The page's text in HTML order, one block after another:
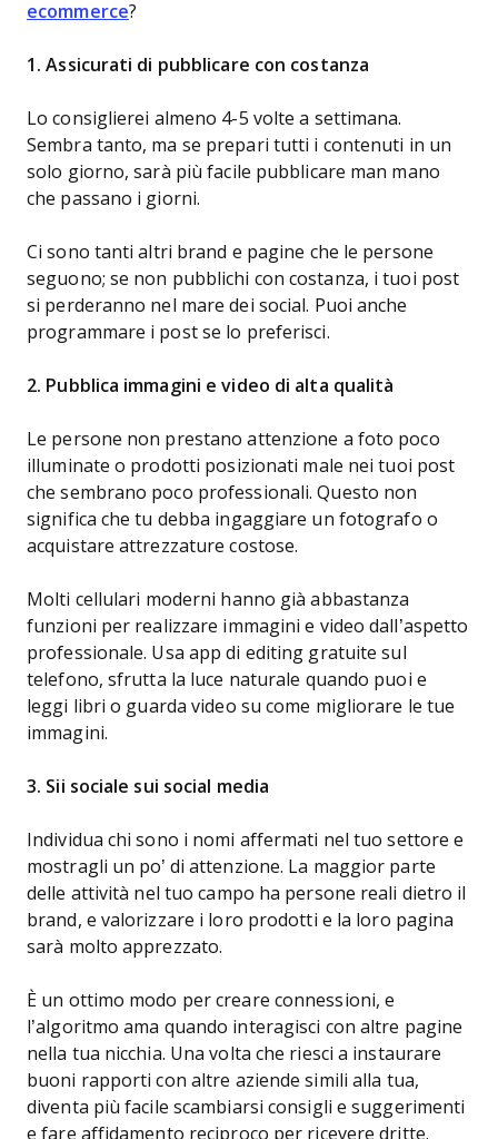
ecommerce?
1. Assicurati di pubblicare con costanza
Lo consiglierei almeno 4-5 volte a settimana.
Sembra tanto, ma se prepari tutti i contenuti in un
solo giorno, sarà più facile pubblicare man mano
che passano i giorni.
Ci sono tanti altri brand e pagine che le persone
seguono; se non pubblichi con costanza, i tuoi post
si perderanno nel mare dei social. Puoi anche
programmare i post se lo preferisci.
2. Pubblica immagini e video di alta qualità
Le persone non prestano attenzione a foto poco
illuminate o prodotti posizionati male nei tuoi post
che sembrano poco professionali. Questo non
significa che tu debba ingaggiare un fotografo o
acquistare attrezzature costose.
Molti cellulari moderni hanno già abbastanza
funzioni per realizzare immagini e video dall’aspetto
professionale. Usa app di editing gratuite sul
telefono, sfrutta la luce naturale quando puoi e
leggi libri o guarda video su come migliorare le tue
immagini.
3. Sii sociale sui social media
Individua chi sono i nomi affermati nel tuo settore e
mostragli un po’ di attenzione. La maggior parte
delle attività nel tuo campo ha persone reali dietro il
brand, e valorizzare i loro prodotti e la loro pagina
sarà molto apprezzato.
È un ottimo modo per creare connessioni, e
l’algoritmo ama quando interagisci con altre pagine
nella tua nicchia. Una volta che riesci a instaurare
buoni rapporti con altre aziende simili alla tua,
diventa più facile scambiarsi consigli e suggerimenti
e fare affidamento reciproco per ricevere dritte.